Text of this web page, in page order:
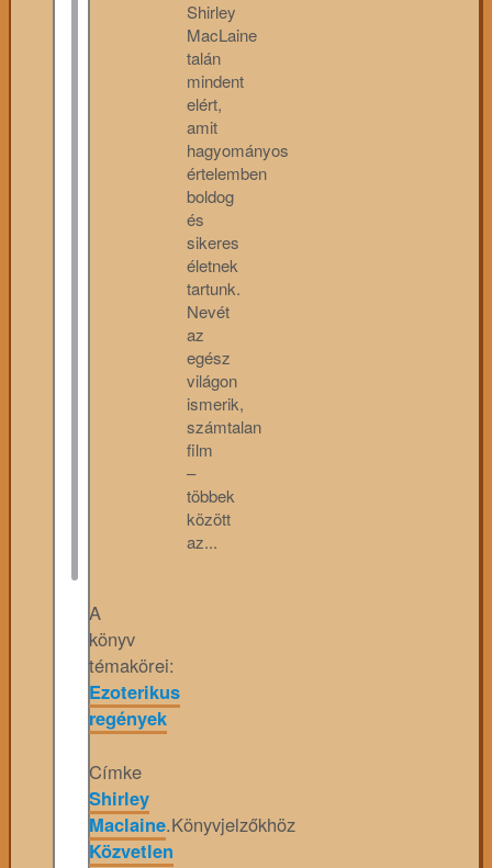
Shirley
MacLaine
talán
mindent
elért,
amit
hagyományos
értelemben
boldog
és
sikeres
életnek
tartunk.
Nevét
az
egész
világon
ismerik,
számtalan
film
–
többek
között
az...
A
könyv
témakörei:
Ezoterikus
regények
Címke
Shirley
Maclaine.Könyvjelzőkhöz
Közvetlen